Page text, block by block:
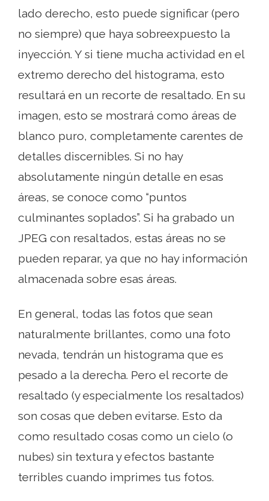
lado derecho, esto puede significar (pero
no siempre) que haya sobreexpuesto la
inyección. Y si tiene mucha actividad en el
extremo derecho del histograma, esto
resultará en un recorte de resaltado. En su
imagen, esto se mostrará como áreas de
blanco puro, completamente carentes de
detalles discernibles. Si no hay
absolutamente ningún detalle en esas
áreas, se conoce como “puntos
culminantes soplados”. Si ha grabado un
JPEG con resaltados, estas áreas no se
pueden reparar, ya que no hay información
almacenada sobre esas áreas.
En general, todas las fotos que sean
naturalmente brillantes, como una foto
nevada, tendrán un histograma que es
pesado a la derecha. Pero el recorte de
resaltado (y especialmente los resaltados)
son cosas que deben evitarse. Esto da
como resultado cosas como un cielo (o
nubes) sin textura y efectos bastante
terribles cuando imprimes tus fotos.